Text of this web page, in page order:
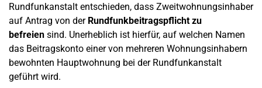
Rundfunkanstalt entschieden, dass Zweitwohnungsinhaber
auf Antrag von der Rundfunkbeitragspflicht zu
befreien sind. Unerheblich ist hierfür, auf welchen Namen
das Beitragskonto einer von mehreren Wohnungsinhabern
bewohnten Hauptwohnung bei der Rundfunkanstalt
geführt wird.